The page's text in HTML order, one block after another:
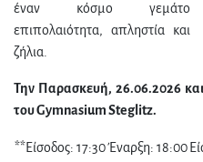
έναν κόσμο γεμάτο
επιπολαιότητα, απληστία και
ζήλια.
Την Παρασκευή, 26.06.2026
του Gymnasium Steglitz.
**Είσοδος: 17:30Έναρξη: 18:00